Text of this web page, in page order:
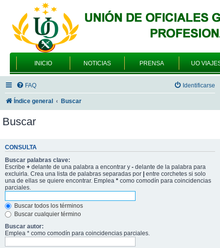
INICIO NOTICIAS PRENSA UO
FAQ Identificarse
Índice general Buscar
Buscar
CONSULTA
Buscar palabras clave:
Escribe + delante de una palabra a encontrar y - delante de la palabra para
excluirla. Crea una lista de palabras separadas por | entre corchetes si solo
una de ellas se quiere encontrar. Emplea * como comodín para coincidencias
parciales.
Buscar todos los términos
Buscar cualquier término
Buscar autor:
Emplea * como comodín para coincidencias parciales.